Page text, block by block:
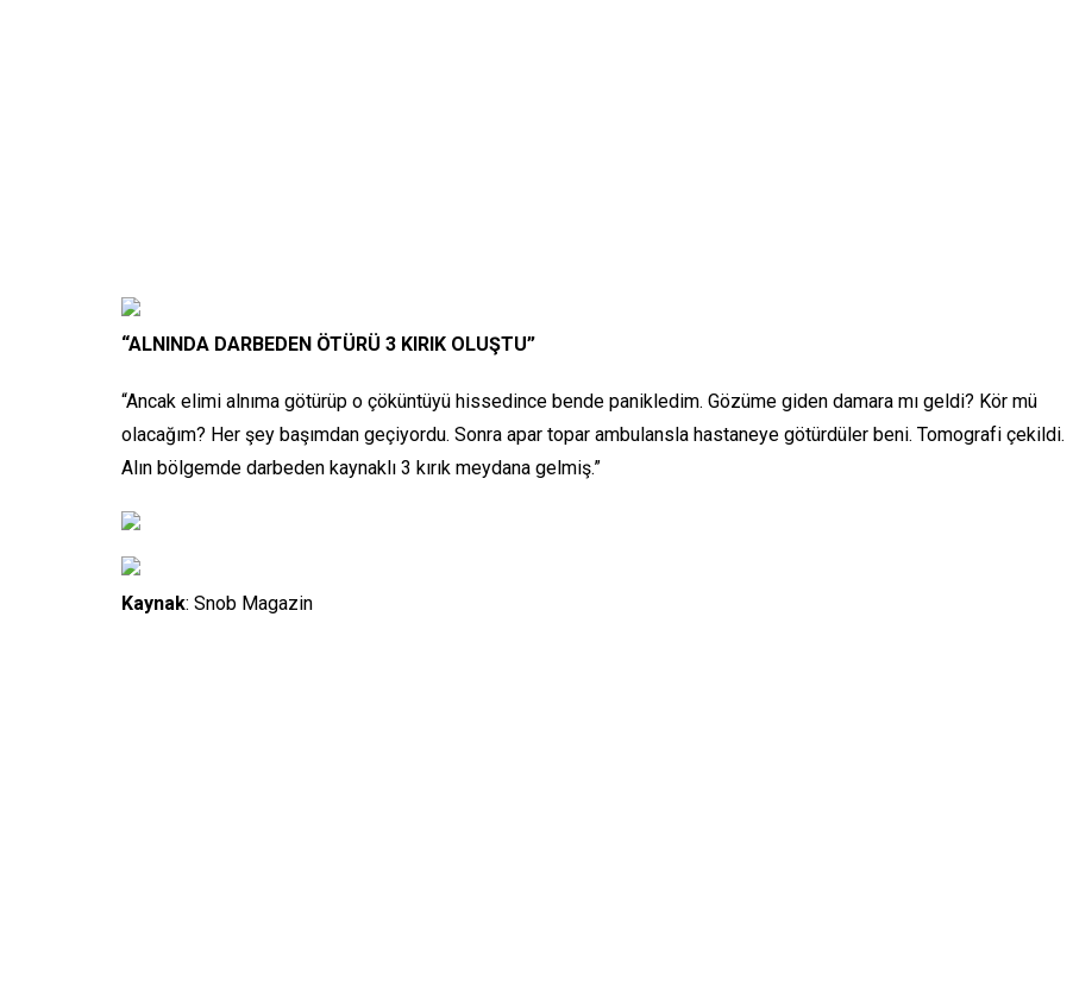
“ALNINDA DARBEDEN ÖTÜRÜ 3 KIRIK OLUŞTU”
“Ancak elimi alnıma götürüp o çöküntüyü hissedince bende panikledim. Gözüme giden damara mı geldi? Kör mü
olacağım? Her şey başımdan geçiyordu. Sonra apar topar ambulansla hastaneye götürdüler beni. Tomografi çekildi.
Alın bölgemde darbeden kaynaklı 3 kırık meydana gelmiş.”
Kaynak: Snob Magazin